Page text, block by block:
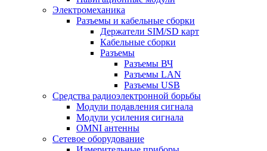
Электромеханика
Разъемы и кабельные сборки
Держатели SIM/SD карт
Кабельные сборки
Разъемы
Разъемы ВЧ
Разъемы LAN
Разъемы USB
Средства радиоэлектронной борьбы
Модули подавления сигнала
Модули усиления сигнала
OMNI антенны
Сетевое оборудование